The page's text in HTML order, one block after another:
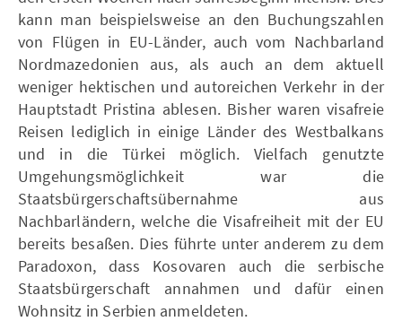
kann man beispielsweise an den Buchungszahlen
von Flügen in EU-Länder, auch vom Nachbarland
Nordmazedonien aus, als auch an dem aktuell
weniger hektischen und autoreichen Verkehr in der
Hauptstadt Pristina ablesen. Bisher waren visafreie
Reisen lediglich in einige Länder des Westbalkans
und in die Türkei möglich. Vielfach genutzte
Umgehungsmöglichkeit war die
Staatsbürgerschaftsübernahme aus
Nachbarländern, welche die Visafreiheit mit der EU
bereits besaßen. Dies führte unter anderem zu dem
Paradoxon, dass Kosovaren auch die serbische
Staatsbürgerschaft annahmen und dafür einen
Wohnsitz in Serbien anmeldeten.